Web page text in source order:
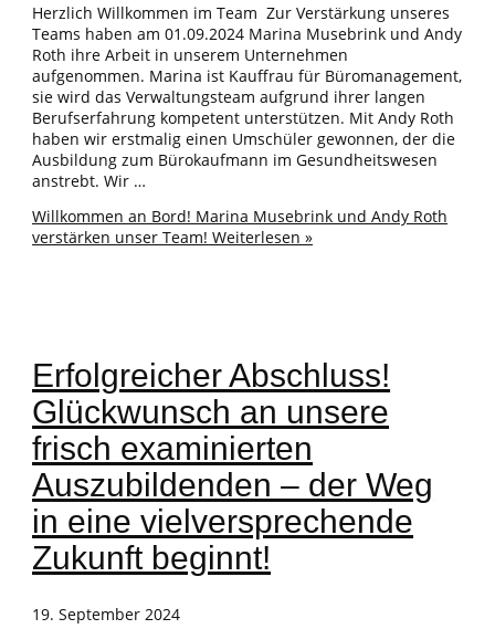
Herzlich Willkommen im Team Zur Verstärkung unseres
Teams haben am 01.09.2024 Marina Musebrink und Andy
Roth ihre Arbeit in unserem Unternehmen
aufgenommen. Marina ist Kauffrau für Büromanagement,
sie wird das Verwaltungsteam aufgrund ihrer langen
Berufserfahrung kompetent unterstützen. Mit Andy Roth
haben wir erstmalig einen Umschüler gewonnen, der die
Ausbildung zum Bürokaufmann im Gesundheitswesen
anstrebt. Wir …
Willkommen an Bord! Marina Musebrink und Andy Roth
verstärken unser Team! Weiterlesen »
Erfolgreicher Abschluss!
Glückwunsch an unsere
frisch examinierten
Auszubildenden – der Weg
in eine vielversprechende
Zukunft beginnt!
19. September 2024